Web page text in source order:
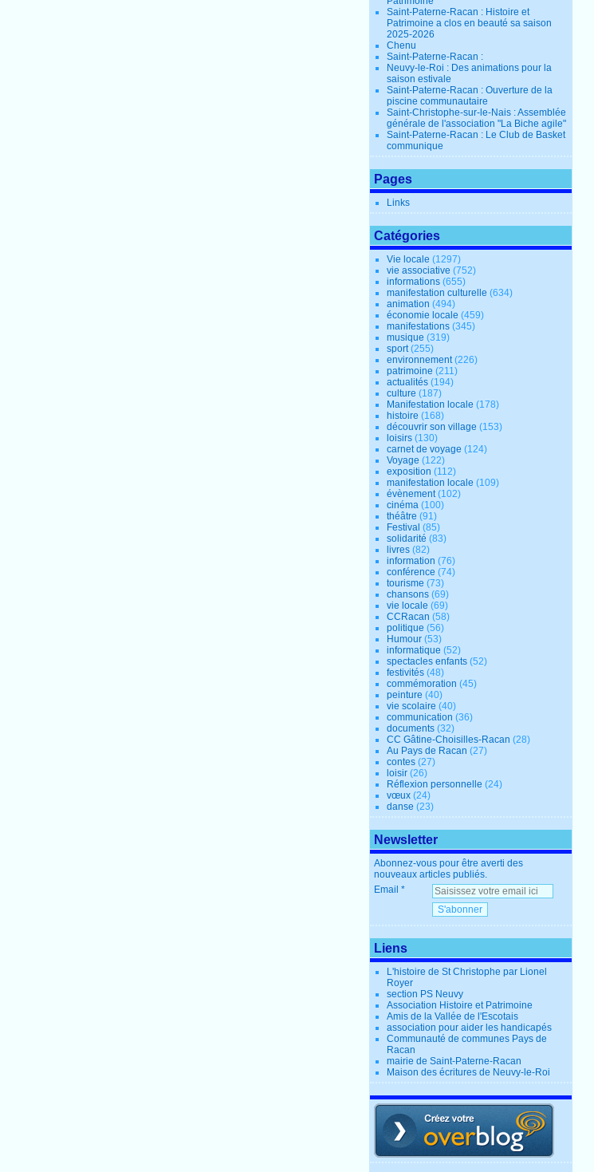
Saint-Paterne-Racan : Histoire et
Patrimoine a clos en beauté sa saison
2025-2026
Chenu
Saint-Paterne-Racan :
Neuvy-le-Roi : Des animations pour la
saison estivale
Saint-Paterne-Racan : Ouverture de la
piscine communautaire
Saint-Christophe-sur-le-Nais : Assemblée
générale de l'association "La Biche agile"
Saint-Paterne-Racan : Le Club de Basket
communique
Pages
Links
Catégories
Vie locale (1297)
vie associative (752)
informations (655)
manifestation culturelle (634)
animation (494)
économie locale (459)
manifestations (345)
musique (319)
sport(255)
environnement(226)
patrimoine (211)
actualités (194)
culture (187)
Manifestation locale (178)
histoire (168)
découvrir son village (153)
loisirs (130)
carnet de voyage (124)
Voyage (122)
exposition (112)
manifestation locale (109)
évènement(102)
cinéma (100)
théâtre (91)
Festival (85)
solidarité (83)
livres (82)
information (76)
conférence (74)
tourisme (73)
chansons (69)
vie locale (69)
CCRacan (58)
politique (56)
Humour (53)
informatique (52)
spectacles enfants (52)
festivités (48)
commémoration (45)
peinture (40)
vie scolaire (40)
communication (36)
documents (32)
CC Gâtine-Choisilles-Racan (28)
Au Pays de Racan (27)
contes (27)
loisir (26)
Réflexion personnelle (24)
vœux (24)
danse (23)
Newsletter
Abonnez-vous pour être averti des
nouveaux articles publiés.
Email
Liens
L'histoire de St Christophe par Lionel
Royer
section PS Neuvy
Association Histoire et Patrimoine
Amis de la Vallée de l'Escotais
association pour aider les handicapés
Communauté de communes Pays de
Racan
mairie de Saint-Paterne-Racan
Maison des écritures de Neuvy-le-Roi